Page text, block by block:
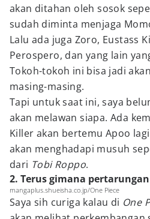
akan ditahan oleh sosok
sudah diminta menjaga
Lalu ada juga Zoro, Eustass
Perospero, dan yang lain
Tokoh-tokoh ini bisa jadi
masing-masing.
Tapi untuk saat ini, saya
akan melawan siapa. Ada
Killer akan bertemu Apoo
akan menghadapi musuh
dari Tobi Roppo.
2. Terus gimana
mangaplus.shueisha.co.jp/One Piece
Saya sih curiga kalau di One